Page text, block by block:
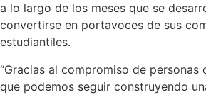
a lo largo de los meses que se
convertirse en portavoces de sus
estudiantiles.
“Gracias al compromiso de personas
que podemos seguir construyendo